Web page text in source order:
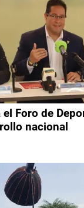
el Foro de
nacional